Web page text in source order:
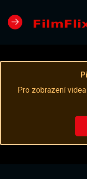
Pro zobrazení